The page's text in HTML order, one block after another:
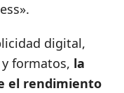
digital,
formatos, la
el rendimiento